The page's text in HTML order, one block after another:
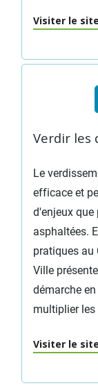
Visiter le site
Verdir les
Le
efficace et
d'enjeux
asphaltées.
pratiques au
Ville
démarche
multiplier les
Visiter le site